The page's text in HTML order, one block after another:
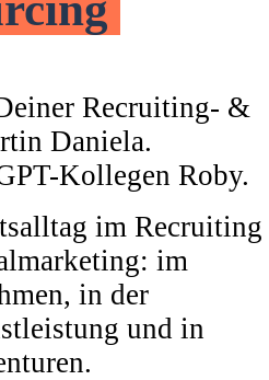
Recruiting- &
Daniela.
Kollegen Roby.
im Recruiting
im
in der
und in